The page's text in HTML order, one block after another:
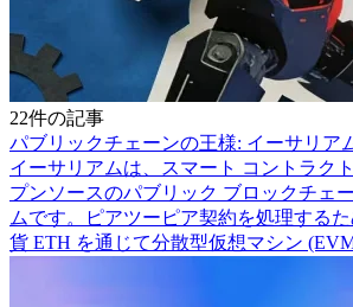
22件の記事
パブリックチェーンの王様: イーサリア
イーサリアムは、スマート コントラク
プンソースのパブリック ブロックチェ
ムです。ピアツーピア契約を処理する
貨 ETH を通じて分散型仮想マシン